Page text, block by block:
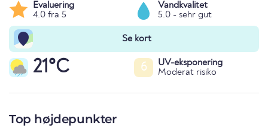
Evaluering
4.0 fra 5
Vandkvalitet
5.0 - sehr gut
Se kort
21°C 6
UV-eksponering
Moderat risiko
Top højdepunkter